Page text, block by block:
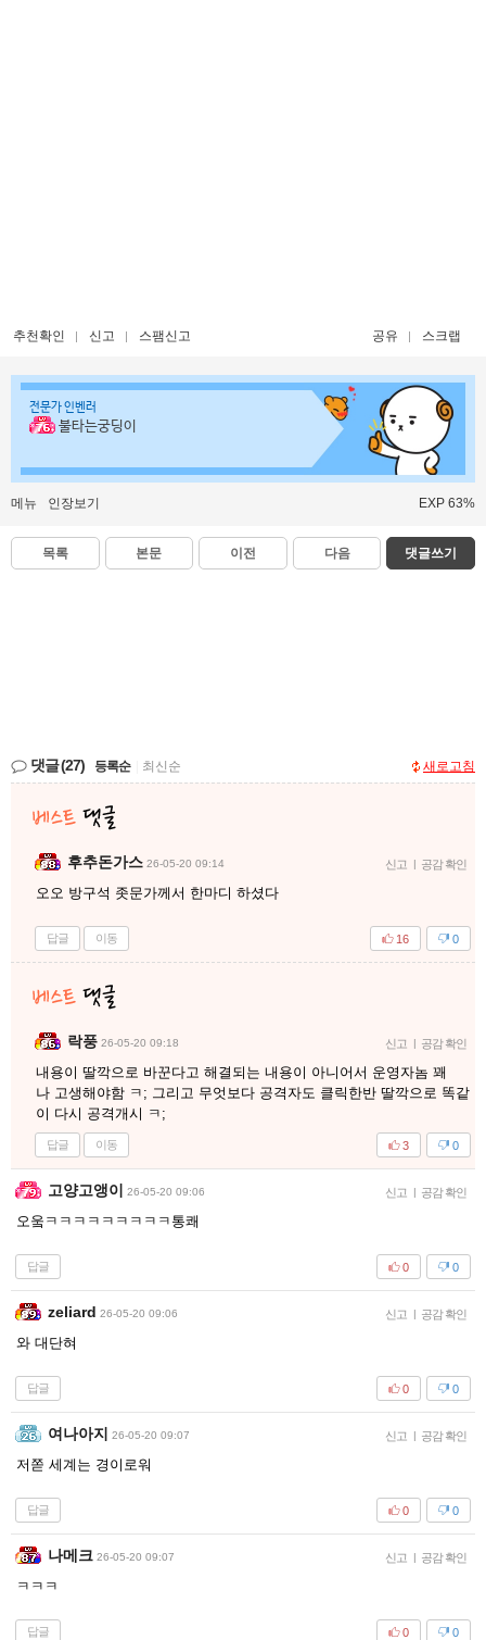
추천확인 신고 스팸신고 공유 스크랩
전문가 인벤러
불타는궁딩이
메뉴 인장보기 EXP 63%
목록 본문 이전 다음 댓글쓰기
댓글(27) 등록순 최신순 새로고침
후추돈가스 26-05-20 09:14 신고 | 공감 확인
오오 방구석 좃문가께서 한마디 하셨다
답글 이동 0
16
락풍 26-05-20 09:18 신고 | 공감 확인
내용이 딸깍으로 바꾼다고 해결되는 내용이 아니어서 운영자놈 꽤
나 고생해야함 ㅋ; 그리고 무엇보다 공격자도 클릭한반 딸깍으로 똑같
이 다시 공격개시 ㅋ;
답글 이동 0
3
고양고앵이 26-05-20 09:06 신고 | 공감 확인
오웈ㅋㅋㅋㅋㅋㅋㅋㅋㅋ통쾌
답글 0
0
zeliard 26-05-20 09:06 신고 | 공감 확인
와 대단혀
답글 0
0
여나아지 26-05-20 09:07 신고 | 공감 확인
저쫃 세계는 경이로워
답글 0
0
나메크 26-05-20 09:07 신고 | 공감 확인
ㅋㅋㅋ
답글 0
0